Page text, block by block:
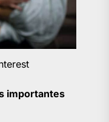
importantes